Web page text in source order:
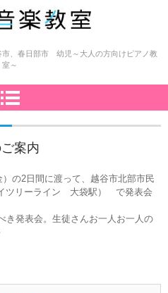
（明和楽器）
、春日部市 幼児～大人の方向けピアノ教
室～
案内
の2日間に渡って、越谷市北部市民
ツリーライン 大袋駅） で発表会
き発表会。生徒さんお一人お一人の